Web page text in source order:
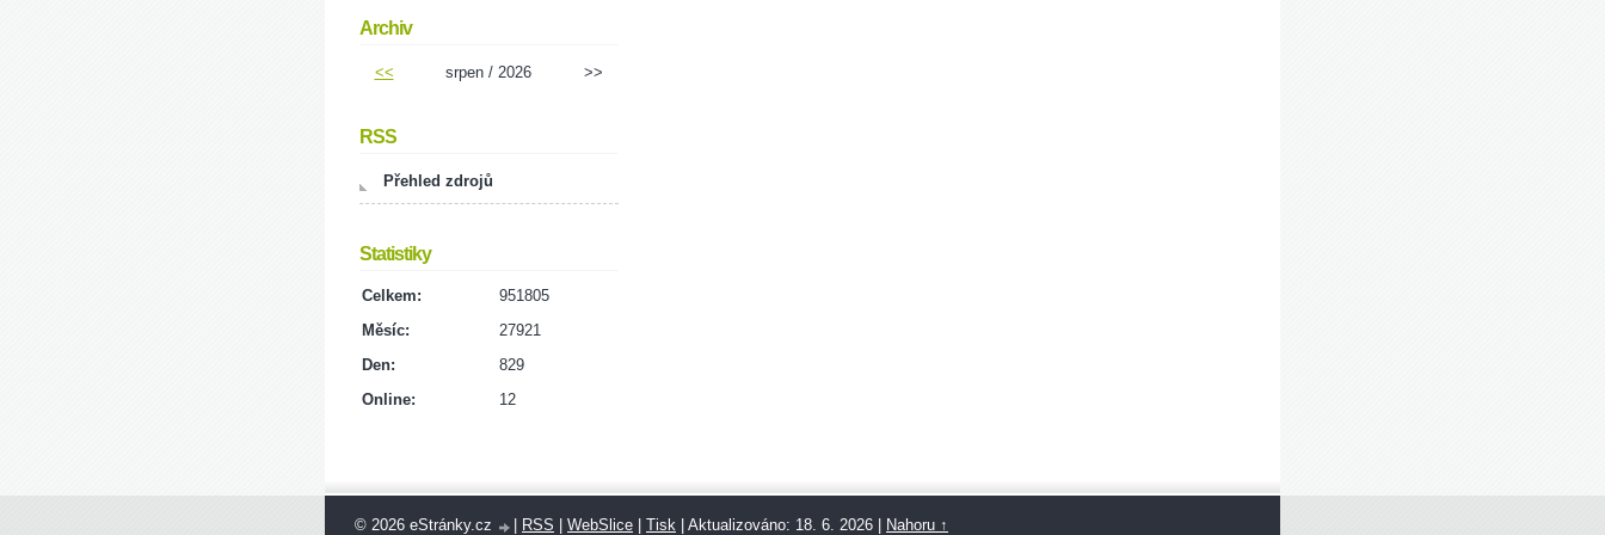
Archiv
<< srpen / 2026 >>
RSS
Přehled zdrojů
Statistiky
Online: 12
Celkem:
951805
Měsíc:
27921
Den:
829
© 2026 eStránky.cz RSS WebSlice Tisk Aktualizováno: 18. 6. 2026 Nahoru ↑